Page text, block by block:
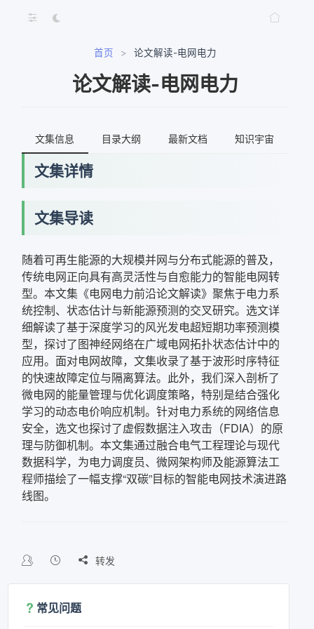
首页 > 论文解读-电网电力
论文解读-电网电力
文集信息 目录大纲 最新文档 知识宇宙
文集详情
文集导读
随着可再生能源的大规模并网与分布式能源的普及，
传统电网正向具有高灵活性与自愈能力的智能电网转
型。本文集《电网电力前沿论文解读》聚焦于电力系
统控制、状态估计与新能源预测的交叉研究。选文详
细解读了基于深度学习的风光发电超短期功率预测模
型，探讨了图神经网络在广域电网拓扑状态估计中的
应用。面对电网故障，文集收录了基于波形时序特征
的快速故障定位与隔离算法。此外，我们深入剖析了
微电网的能量管理与优化调度策略，特别是结合强化
学习的动态电价响应机制。针对电力系统的网络信息
安全，选文也探讨了虚假数据注入攻击（FDIA）的原
理与防御机制。本文集通过融合电气工程理论与现代
数据科学，为电力调度员、微网架构师及能源算法工
程师描绘了一幅支撑“双碳”目标的智能电网技术演进路
线图。
 转发
常见问题